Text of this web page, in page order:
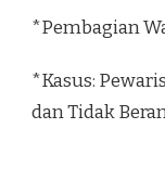
*Pembagian
*Kasus:
dan Tidak